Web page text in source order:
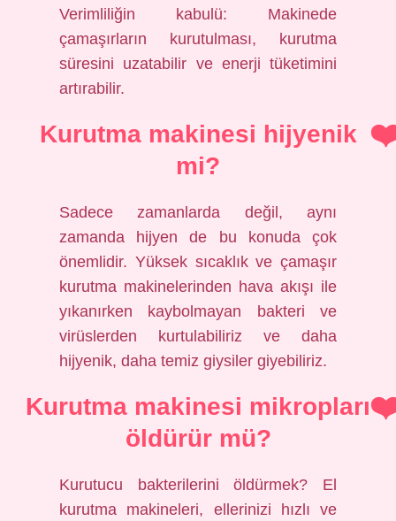
Verimliliğin kabulü: Makinede
çamaşırların kurutulması, kurutma
süresini uzatabilir ve enerji tüketimini
artırabilir.
Kurutma makinesi hijyenik
mi?
Sadece zamanlarda değil, aynı
zamanda hijyen de bu konuda çok
önemlidir. Yüksek sıcaklık ve çamaşır
kurutma makinelerinden hava akışı ile
yıkanırken kaybolmayan bakteri ve
virüslerden kurtulabiliriz ve daha
hijyenik, daha temiz giysiler giyebiliriz.
Kurutma makinesi mikropları
öldürür mü?
Kurutucu bakterilerini öldürmek? El
kurutma makineleri, ellerinizi hızlı ve